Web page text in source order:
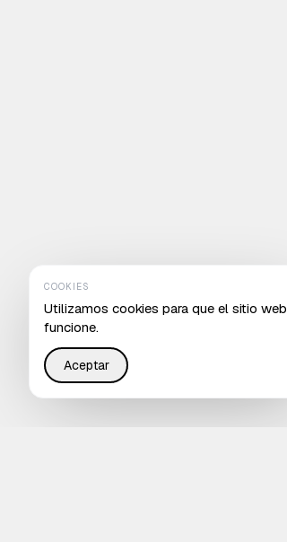
COOKIES
Utilizamos cookies para que el sitio web
funcione.
Aceptar